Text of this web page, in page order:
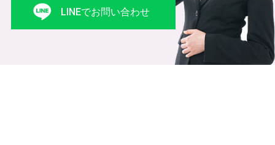
LINEでお問い合わせ